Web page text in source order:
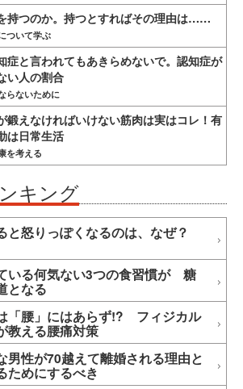
持つのか。持つとすればその理由は……
ついて学ぶ
症と言われてもあきらめないで。認知症が
い人の割合
らないために
鍛えなければいけない筋肉は実はコレ！有
は日常生活
を考える
キング
と怒りっぽくなるのは、なぜ？
いる何気ない3つの食習慣が 糖
となる
「腰」にはあらず!? フィジカル
教える腰痛対策
男性が70越えて離婚される理由と
ためにするべき